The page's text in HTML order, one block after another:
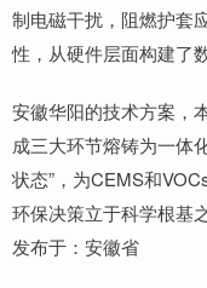
制电磁干扰，阻燃护套
性，从硬件层面构建了
安徽华阳的技术方案，
成三大环节熔铸为一体
状态”，为CEMS和
环保决策立于科学根基之
发布于：安徽省